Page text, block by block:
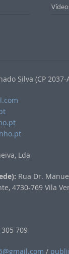
Silva (CP 2037-
Lda
Rua Dr.
4730-769 Vila
709
/